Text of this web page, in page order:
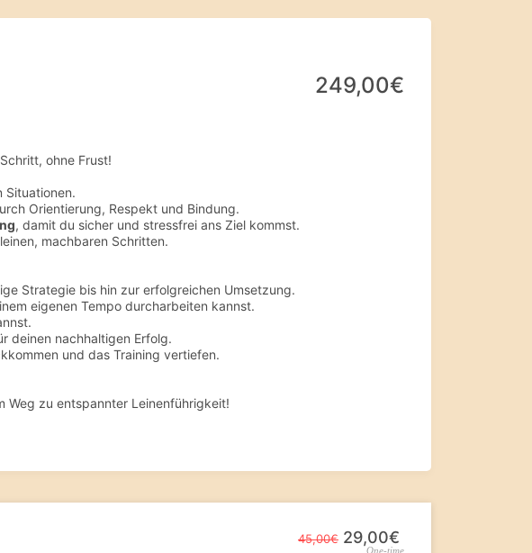
249,00€
ohne Frust!
Situationen.
Orientierung, Respekt und Bindung.
, damit du sicher und stressfrei ans Ziel kommst.
machbaren Schritten.
Strategie bis hin zur erfolgreichen Umsetzung.
eigenen Tempo durcharbeiten kannst.
deinen nachhaltigen Erfolg.
und das Training vertiefen.
Weg zu entspannter Leinenführigkeit!
45,00€ 29,00€
One-time